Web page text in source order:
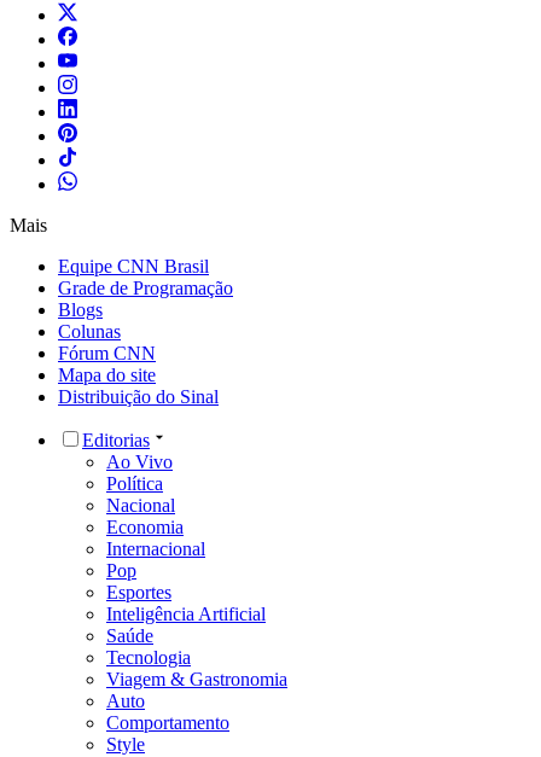
Mais
Equipe CNN Brasil
Grade de Programação
Blogs
Colunas
Fórum CNN
Mapa do site
Distribuição do Sinal
Editorias
Ao Vivo
Política
Nacional
Economia
Internacional
Pop
Esportes
Inteligência Artificial
Saúde
Tecnologia
Viagem & Gastronomia
Auto
Comportamento
Style